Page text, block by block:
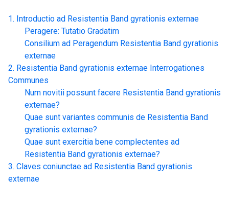
Introductio ad Resistentia Band gyrationis externae
Peragere: Tutatio Gradatim
Consilium ad Peragendum Resistentia Band gyrationis
externae
Resistentia Band gyrationis externae Interrogationes
Communes
Num novitii possunt facere Resistentia Band gyrationis
externae?
Quae sunt variantes communis de Resistentia Band
gyrationis externae?
Quae sunt exercitia bene complectentes ad
Resistentia Band gyrationis externae?
Claves coniunctae ad Resistentia Band gyrationis
externae